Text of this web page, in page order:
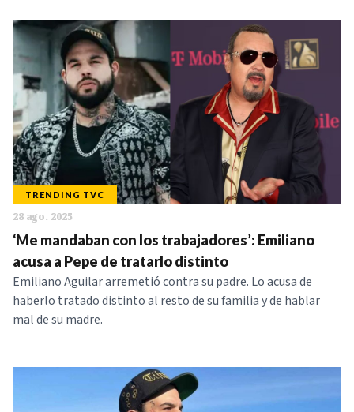
TRENDING TVC
28 ago. 2025
‘Me mandaban con los trabajadores’: Emiliano
acusa a Pepe de tratarlo distinto
Emiliano Aguilar arremetió contra su padre. Lo acusa de
haberlo tratado distinto al resto de su familia y de hablar
mal de su madre.